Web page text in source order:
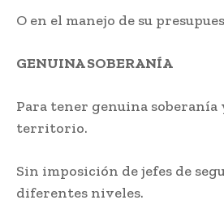
O en el manejo de su
GENUINA SOBERANÍA
Para tener genuina
territorio.
Sin imposición de jefes de
diferentes niveles.